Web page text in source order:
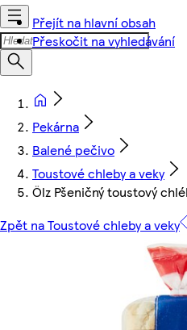
Přejít na hlavní obsah
Přeskočit na vyhledávání
Pekárna
Balené pečivo
Toustové chleby a veky
Ölz Pšeničný toustový
Zpět na Toustové chleby a veky